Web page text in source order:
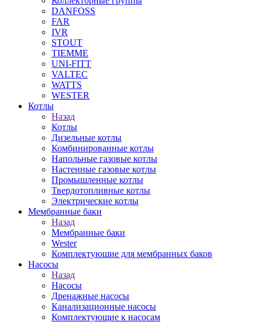
DANFOSS
FAR
IVR
STOUT
TIEMME
UNI-FITT
VALTEC
WATTS
WESTER
Котлы
Назад
Котлы
Дизельные котлы
Комбинированные котлы
Напольные газовые котлы
Настенные газовые котлы
Промышленные котлы
Твердотопливные котлы
Электрические котлы
Мембранные баки
Назад
Мембранные баки
Wester
Комплектуюшие для мембранных баков
Насосы
Назад
Насосы
Дренажные насосы
Канализационные насосы
Комплектующие к насосам